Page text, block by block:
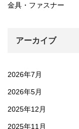
金具・ファスナー
アーカイブ
2026年7月
2026年5月
2025年12月
2025年11月